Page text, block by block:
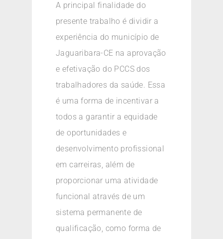
A principal finalidade do
presente trabalho é dividir a
experiência do município de
Jaguaribara-CE na aprovação
e efetivação do PCCS dos
trabalhadores da saúde. Essa
é uma forma de incentivar a
todos a garantir a equidade
de oportunidades e
desenvolvimento profissional
em carreiras, além de
proporcionar uma atividade
funcional através de um
sistema permanente de
qualificação, como forma de